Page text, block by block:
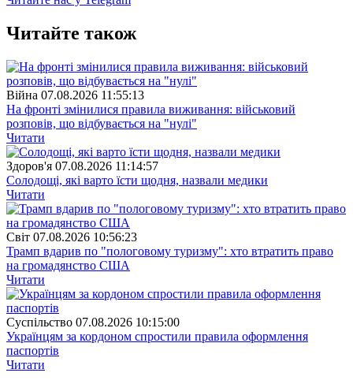
Читайте також
Війна 07.08.2026 11:55:13
На фронті змінилися правила виживання: військовий
розповів, що відбувається на "нулі"
Читати
Здоров'я 07.08.2026 11:14:57
Солодощі, які варто їсти щодня, назвали медики
Читати
Свiт 07.08.2026 10:56:23
Трамп вдарив по "пологовому туризму": хто втратить право
на громадянство США
Читати
Суспiльство 07.08.2026 10:15:00
Українцям за кордоном спростили правила оформлення
паспортів
Читати